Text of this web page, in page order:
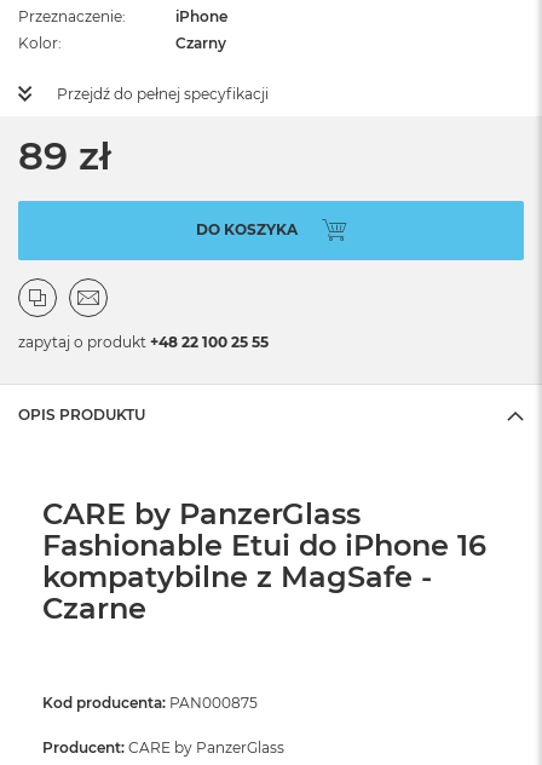
Przeznaczenie
iPhone
Kolor
Czarny
Przejdź do pełnej specyfikacji
89 zł
DO KOSZYKA
zapytaj o produkt +48 22 100 25 55
OPIS PRODUKTU
CARE by PanzerGlass
Fashionable Etui do iPhone 16
kompatybilne z MagSafe -
Czarne
Kod producenta: PAN000875
Producent: CARE by PanzerGlass